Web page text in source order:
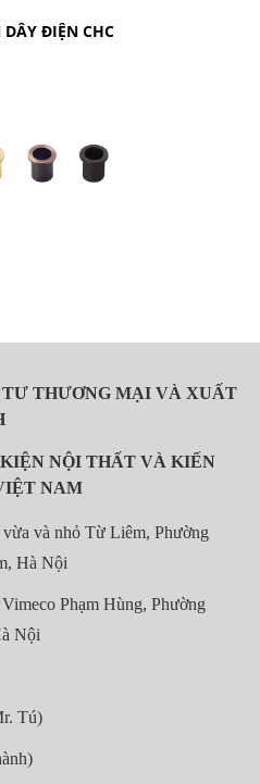
ĐIỆN CHC
THƯƠNG MẠI VÀ XUẤT
NỘI THẤT VÀ KIẾN
NAM
và nhỏ Từ Liêm, Phường
Hà Nội
Phạm Hùng, Phường
Nội
Tú)